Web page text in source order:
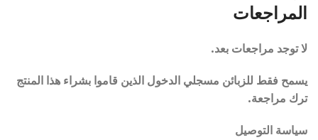
المراجعات
لا توجد مراجعات بعد.
يسمح فقط للزبائن مسجلي الدخول الذين قاموا بشراء هذا المنتج
ترك مراجعة.
سياسة التوصيل